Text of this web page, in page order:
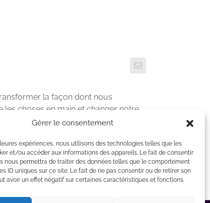
Gérer le consentement
expériences, nous utilisons des technologies telles que les
et/ou accéder aux informations des appareils. Le fait de consentir
nous permettra de traiter des données telles que le comportement
ID uniques sur ce site. Le fait de ne pas consentir ou de retirer son
avoir un effet négatif sur certaines caractéristiques et fonctions.
la façon dont nous
choses en main et changer notre
web de son entrepriseEmbody